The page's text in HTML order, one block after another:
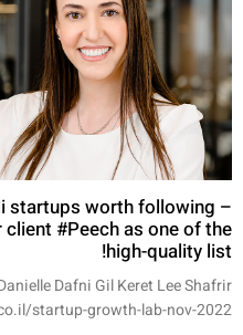
startups worth following –
#Peech as one of the
high-quality list!
Dafni Gil Keret Lee Shafrir
startup-growth-lab-nov-2022/